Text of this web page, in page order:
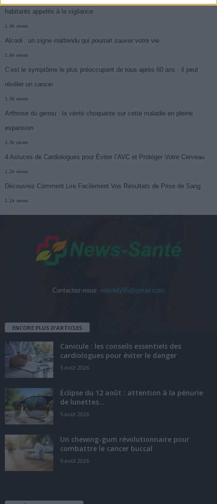
habitants appelés à la vigilance
1.4k views
Alcool : un signe inattendu qui pourrait sauver votre vie
1.4k views
C’est le symptôme le plus préoccupant de tous après 60 ans : il peut
révéler un cancer
1.3k views
Arthrose du genou : la vérité choquante sur cette maladie en pleine
expansion
1.3k views
4 Astuces de Cardiologues pour Éviter l’AVC et Protéger Votre Cerveau
1.2k views
Découvrez Comment Lire Facilement Vos Résultats de Prise de Sang
1.1k views
Contactez-nous: edentify95@gmail.com
ENCORE PLUS D'ARTICLES
Canicule : les conseils essentiels des
cardiologues pour éviter le danger
5 août 2026
Éclipse du 12 août : attention à la pénurie
de lunettes...
5 août 2026
Un chewing-gum révolutionnaire pour
combattre le cancer buccal
5 août 2026